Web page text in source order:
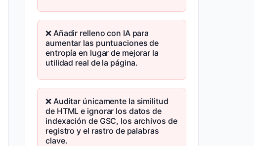
❌ Añadir relleno con IA para
aumentar las puntuaciones de
entropía en lugar de mejorar la
utilidad real de la página.
❌ Auditar únicamente la similitud
de HTML e ignorar los datos de
indexación de GSC, los archivos de
registro y el rastro de palabras
clave.